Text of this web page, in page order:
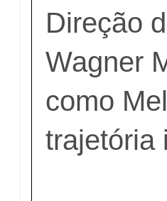
Direção
Wagner
como
trajetória